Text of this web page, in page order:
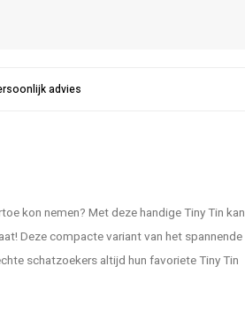
advies
kon nemen? Met deze handige Tiny Tin kan
Deze compacte variant van het spannende
schatzoekers altijd hun favoriete Tiny Tin